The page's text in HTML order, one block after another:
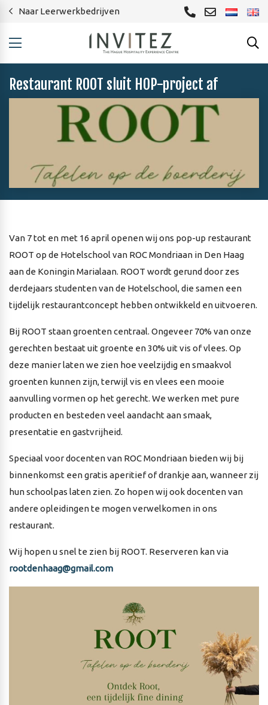
Naar Leerwerkbedrijven
Restaurant ROOT sluit HOP-project af
Van 7 tot en met 16 april openen wij ons pop-up restaurant
ROOT op de Hotelschool van ROC Mondriaan in Den Haag
aan de Koningin Marialaan. ROOT wordt gerund door zes
derdejaars studenten van de Hotelschool, die samen een
tijdelijk restaurantconcept hebben ontwikkeld en uitvoeren.
Bij ROOT staan groenten centraal. Ongeveer 70% van onze
gerechten bestaat uit groente en 30% uit vis of vlees. Op
deze manier laten we zien hoe veelzijdig en smaakvol
groenten kunnen zijn, terwijl vis en vlees een mooie
aanvulling vormen op het gerecht. We werken met pure
producten en besteden veel aandacht aan smaak,
presentatie en gastvrijheid.
Speciaal voor docenten van ROC Mondriaan bieden wij bij
binnenkomst een gratis aperitief of drankje aan, wanneer zij
hun schoolpas laten zien. Zo hopen wij ook docenten van
andere opleidingen te mogen verwelkomen in ons
restaurant.
Wij hopen u snel te zien bij ROOT. Reserveren kan via
rootdenhaag@gmail.com